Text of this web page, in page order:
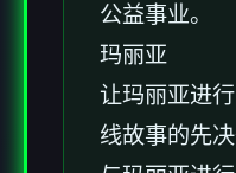
公益事业。
玛丽亚
让玛丽亚进
线故事的先决